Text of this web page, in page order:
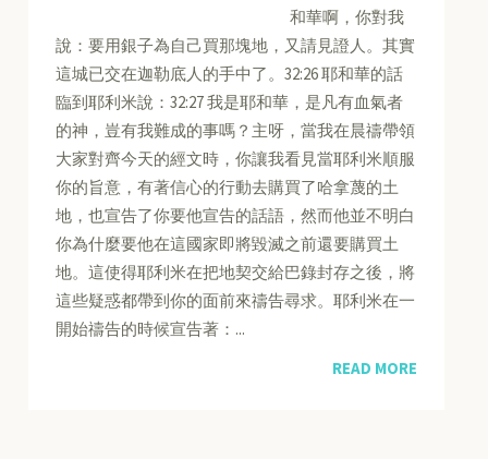
和華啊，你對我
說：要用銀子為自己買那塊地，又請見證人。其實
這城已交在迦勒底人的手中了。32:26 耶和華的話
臨到耶利米說：32:27 我是耶和華，是凡有血氣者
的神，豈有我難成的事嗎？主呀，當我在晨禱帶領
大家對齊今天的經文時，你讓我看見當耶利米順服
你的旨意，有著信心的行動去購買了哈拿蔑的土
地，也宣告了你要他宣告的話語，然而他並不明白
你為什麼要他在這國家即將毀滅之前還要購買土
地。這使得耶利米在把地契交給巴錄封存之後，將
這些疑惑都帶到你的面前來禱告尋求。耶利米在一
開始禱告的時候宣告著：...
READ MORE